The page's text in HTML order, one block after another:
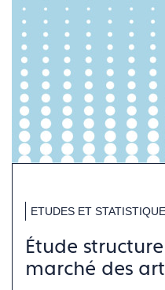
ETUDES ET
Étude
marché des